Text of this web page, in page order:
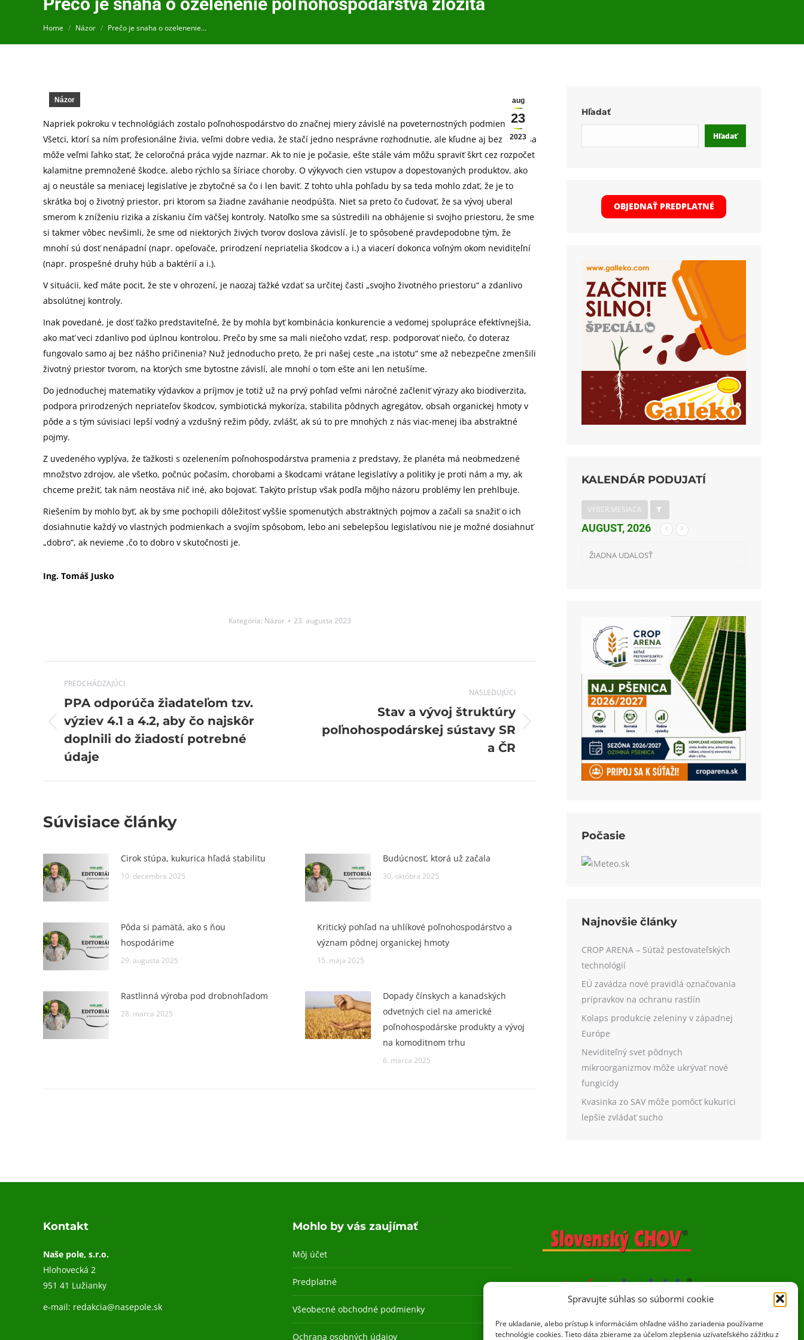
Spravujte súhlas so súbormi cookie
Pre ukladanie, alebo prístup k informáciám ohľadne vášho zariadenia používame
technológie cookies. Tieto dáta zbierame za účelom zlepšenia uzívateľského zážitku z
You are here:
Home Názor Prečo je snaha o ozelenenie…
aug
23
2023
Názor
Napriek pokroku v technológiách zostalo poľnohospodárstvo do značnej miery závislé na poveternostných podmienkach.
Všetci, ktorí sa ním profesionálne živia, veľmi dobre vedia, že stačí jedno nesprávne rozhodnutie, ale kľudne aj bez neho sa
môže veľmi ľahko stať, že celoročná práca vyjde nazmar. Ak to nie je počasie, ešte stále vám môžu spraviť škrt cez rozpočet
kalamitne premnožené škodce, alebo rýchlo sa šíriace choroby. O výkyvoch cien vstupov a dopestovaných produktov, ako
aj o neustále sa meniacej legislatíve je zbytočné sa čo i len baviť. Z tohto uhla pohľadu by sa teda mohlo zdať, že je to
skrátka boj o životný priestor, pri ktorom sa žiadne zaváhanie neodpúšťa. Niet sa preto čo čudovať, že sa vývoj uberal
smerom k zníženiu rizika a získaniu čím väčšej kontroly. Natoľko sme sa sústredili na obhájenie si svojho priestoru, že sme
si takmer vôbec nevšimli, že sme od niektorých živých tvorov doslova závislí. Je to spôsobené pravdepodobne tým, že
mnohí sú dosť nenápadní (napr. opeľovače, prirodzení nepriatelia škodcov a i.) a viacerí dokonca voľným okom neviditeľní
(napr. prospešné druhy húb a baktérií a i.).
V situácii, keď máte pocit, že ste v ohrození, je naozaj ťažké vzdať sa určitej časti „svojho životného priestoru“ a zdanlivo
absolútnej kontroly.
Inak povedané, je dosť ťažko predstaviteľné, že by mohla byť kombinácia konkurencie a vedomej spolupráce efektívnejšia,
ako mať veci zdanlivo pod úplnou kontrolou. Prečo by sme sa mali niečoho vzdať, resp. podporovať niečo, čo doteraz
fungovalo samo aj bez nášho pričinenia? Nuž jednoducho preto, že pri našej ceste „na istotu“ sme až nebezpečne zmenšili
životný priestor tvorom, na ktorých sme bytostne závislí, ale mnohí o tom ešte ani len netušíme.
Do jednoduchej matematiky výdavkov a príjmov je totiž už na prvý pohľad veľmi náročné začleniť výrazy ako biodiverzita,
podpora prirodzených nepriateľov škodcov, symbiotická mykoríza, stabilita pôdnych agregátov, obsah organickej hmoty v
pôde a s tým súvisiaci lepší vodný a vzdušný režim pôdy, zvlášť, ak sú to pre mnohých z nás viac-menej iba abstraktné
pojmy.
Z uvedeného vyplýva, že ťažkosti s ozelenením poľnohospodárstva pramenia z predstavy, že planéta má neobmedzené
množstvo zdrojov, ale všetko, počnúc počasím, chorobami a škodcami vrátane legislatívy a politiky je proti nám a my, ak
chceme prežiť, tak nám neostáva nič iné, ako bojovať. Takýto prístup však podľa môjho názoru problémy len prehlbuje.
Riešením by mohlo byť, ak by sme pochopili dôležitosť vyššie spomenutých abstraktných pojmov a začali sa snažiť o ich
dosiahnutie každý vo vlastných podmienkach a svojím spôsobom, lebo ani sebelepšou legislatívou nie je možné dosiahnuť
„dobro“, ak nevieme ,čo to dobro v skutočnosti je.
Ing. Tomáš Jusko
Kategória: Názor 23. augusta 2023
navigation
PREDCHÁDZAJÚCI
Previous
post:
PPA odporúča žiadateľom tzv.
výziev 4.1 a 4.2, aby čo najskôr
doplnili do žiadostí potrebné
údaje
NASLEDUJÚCI
Next
Stav a vývoj štruktúry
poľnohospodárskej sústavy SR
a ČR
Súvisiace články
Cirok stúpa, kukurica hľadá stabilitu
10. decembra 2025
Budúcnosť, ktorá už začala
30. októbra 2025
Pôda si pamätá, ako s ňou
hospodárime
29. augusta 2025
Kritický pohľad na uhlíkové poľnohospodárstvo a
význam pôdnej organickej hmoty
15. mája 2025
Rastlinná výroba pod drobnohľadom
28. marca 2025
Dopady čínskych a kanadských
odvetných ciel na americké
poľnohospodárske produkty a vývoj
na komoditnom trhu
6. marca 2025
Hľadať
Hľadať
OBJEDNAŤ PREDPLATNÉ
KALENDÁR PODUJATÍ
VÝBER MESIACA
AUGUST, 2026
ŽIADNA UDALOSŤ
Počasie
Najnovšie články
CROP ARENA – Súťaž pestovateľských
technológií
EÚ zavádza nové pravidlá označovania
prípravkov na ochranu rastlín
Kolaps produkcie zeleniny v západnej
Európe
Neviditeľný svet pôdnych
mikroorganizmov môže ukrývať nové
fungicídy
Kvasinka zo SAV môže pomôcť kukurici
lepšie zvládať sucho
Kontakt
Naše pole, s.r.o.
Hlohovecká 2
951 41 Lužianky
e-mail: redakcia@nasepole.sk
Mohlo by vás zaujímať
Môj účet
Predplatné
Všeobecné obchodné podmienky
Ochrana osobných údajov